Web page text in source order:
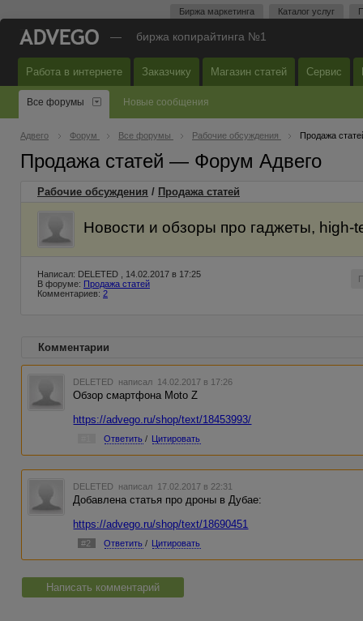
Биржа маркетинга Каталог услуг
— биржа копирайтинга №1
Работа в интернете Заказчику Магазин статей Сервис
Все форумы Новые сообщения
Адвего Форум Все форумы Рабочие обсуждения Продажа
Продажа статей — Форум Адвего
Рабочие обсуждения / Продажа статей
Новости и обзоры про гаджеты, high-
Написал: DELETED , 14.02.2017 в 17:25
В форуме: Продажа статей
Комментариев: 2
Комментарии
DELETED написал 14.02.2017 в 17:26
Обзор смартфона Moto Z
https://advego.ru/shop/text/18453993/
Ответить / Цитировать
DELETED написал 17.02.2017 в 22:31
Добавлена статья про дроны в Дубае:
https://advego.ru/shop/text/18690451
#2 Ответить / Цитировать
Написать комментарий